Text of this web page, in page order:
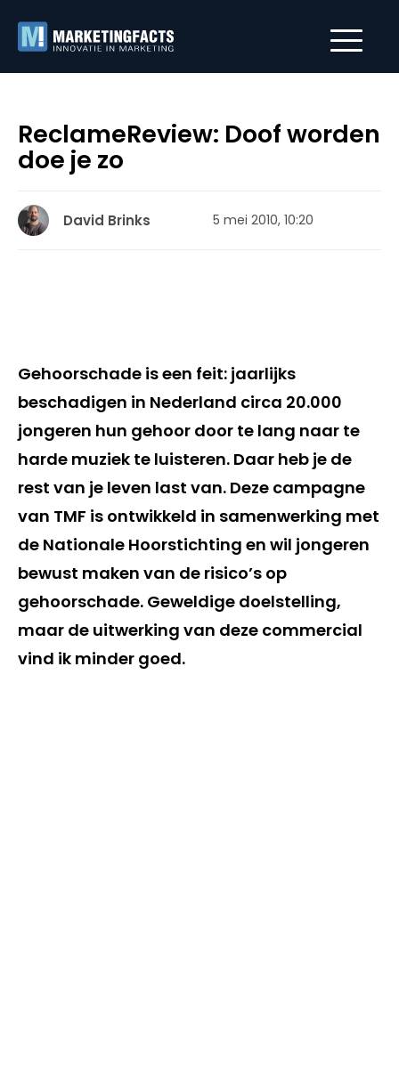
ReclameReview: Doof worden
doe je zo
David Brinks 5 mei 2010, 10:20
Gehoorschade is een feit: jaarlijks
beschadigen in Nederland circa 20.000
jongeren hun gehoor door te lang naar te
harde muziek te luisteren. Daar heb je de
rest van je leven last van. Deze campagne
van TMF is ontwikkeld in samenwerking met
de Nationale Hoorstichting en wil jongeren
bewust maken van de risico’s op
gehoorschade. Geweldige doelstelling,
maar de uitwerking van deze commercial
vind ik minder goed.